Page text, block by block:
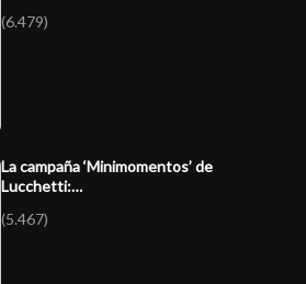
(6.479)
La campaña ‘Minimomentos’ de
Lucchetti:…
(5.467)